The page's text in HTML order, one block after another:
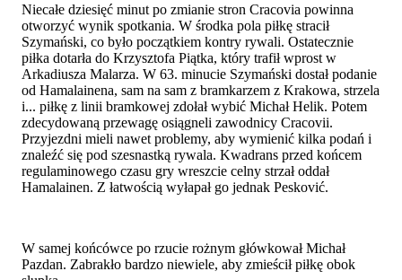
Niecałe dziesięć minut po zmianie stron Cracovia powinna
otworzyć wynik spotkania. W środka pola piłkę stracił
Szymański, co było początkiem kontry rywali. Ostatecznie
piłka dotarła do Krzysztofa Piątka, który trafił wprost w
Arkadiusza Malarza. W 63. minucie Szymański dostał podanie
od Hamalainena, sam na sam z bramkarzem z Krakowa, strzela
i... piłkę z linii bramkowej zdołał wybić Michał Helik. Potem
zdecydowaną przewagę osiągneli zawodnicy Cracovii.
Przyjezdni mieli nawet problemy, aby wymienić kilka podań i
znaleźć się pod szesnastką rywala. Kwadrans przed końcem
regulaminowego czasu gry wreszcie celny strzał oddał
Hamalainen. Z łatwością wyłapał go jednak Pesković.
W samej końcówce po rzucie rożnym główkował Michał
Pazdan. Zabrakło bardzo niewiele, aby zmieścił piłkę obok